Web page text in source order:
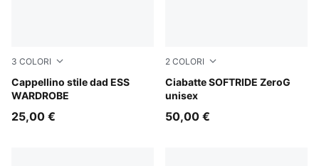
3 COLORI
Cappellino stile dad ESS
WARDROBE
Créme De Mint-Washed Denim
25,00 €
2 COLORI
Ciabatte SOFTRIDE ZeroG
unisex
Soft Grass
50,00 €